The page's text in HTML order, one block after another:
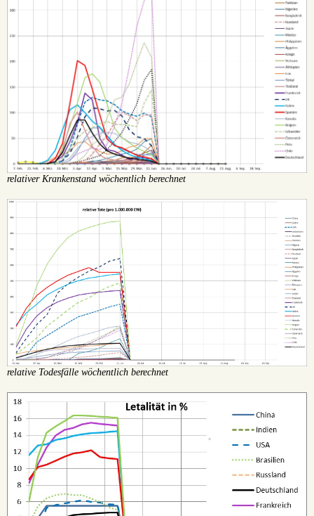
relativer Krankenstand wöchentlich berechnet
relative Todesfälle wöchentlich berechnet